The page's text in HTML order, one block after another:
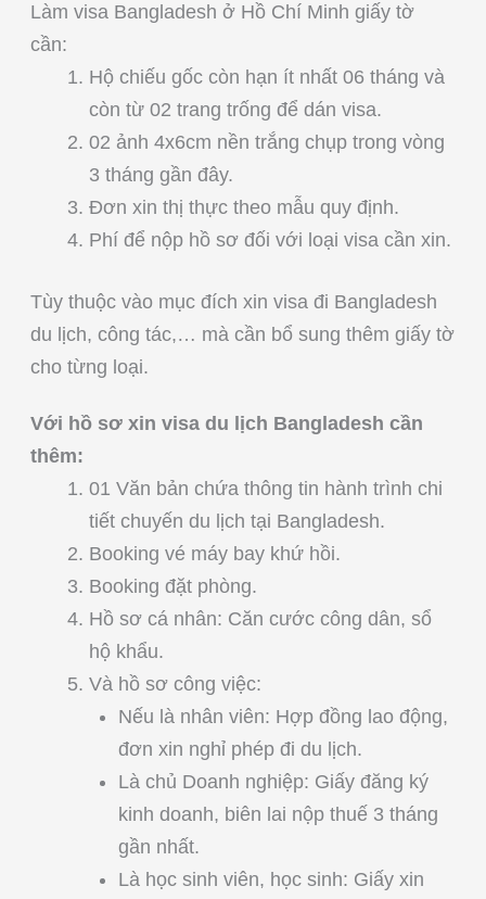
Làm visa Bangladesh ở Hồ Chí Minh giấy tờ
cần:
Hộ chiếu gốc còn hạn ít nhất 06 tháng và
còn từ 02 trang trống để dán visa.
02 ảnh 4x6cm nền trắng chụp trong vòng
3 tháng gần đây.
Đơn xin thị thực theo mẫu quy định.
Phí để nộp hồ sơ đối với loại visa cần xin.
Tùy thuộc vào mục đích xin visa đi Bangladesh
du lịch, công tác,… mà cần bổ sung thêm giấy tờ
cho từng loại.
Với hồ sơ xin visa du lịch Bangladesh cần
thêm:
01 Văn bản chứa thông tin hành trình chi
tiết chuyến du lịch tại Bangladesh.
Booking vé máy bay khứ hồi.
Booking đặt phòng.
Hồ sơ cá nhân: Căn cước công dân, sổ
hộ khẩu.
Và hồ sơ công việc:
Nếu là nhân viên: Hợp đồng lao động,
đơn xin nghỉ phép đi du lịch.
Là chủ Doanh nghiệp: Giấy đăng ký
kinh doanh, biên lai nộp thuế 3 tháng
gần nhất.
Là học sinh viên, học sinh: Giấy xin